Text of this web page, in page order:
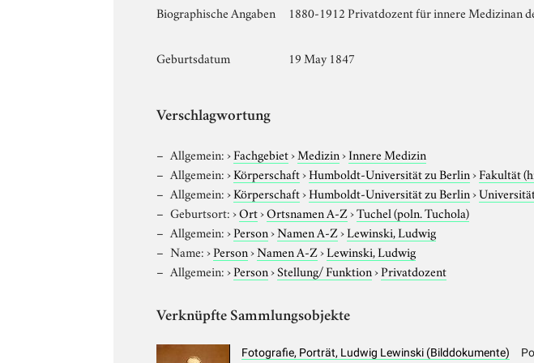
Biographische Angaben 1880-1912 Privatdozent für innere Medizinan
Geburtsdatum 19 May 1847
Verschlagwortung
Allgemein:›Fachgebiet›Medizin›Innere Medizin
Allgemein:›Körperschaft›Humboldt-Universität zu Berlin›Fakultät
Allgemein:›Körperschaft›Humboldt-Universität zu Berlin›
Geburtsort:›Ort›Ortsnamen A-Z›Tuchel (poln. Tuchola)
Allgemein:›Person›Namen A-Z›Lewinski, Ludwig
Name:›Person›Namen A-Z›Lewinski, Ludwig
Allgemein:›Person›Stellung/ Funktion›Privatdozent
Verknüpfte Sammlungsobjekte
Fotografie, Porträt, Ludwig Lewinski (Bilddokumente)